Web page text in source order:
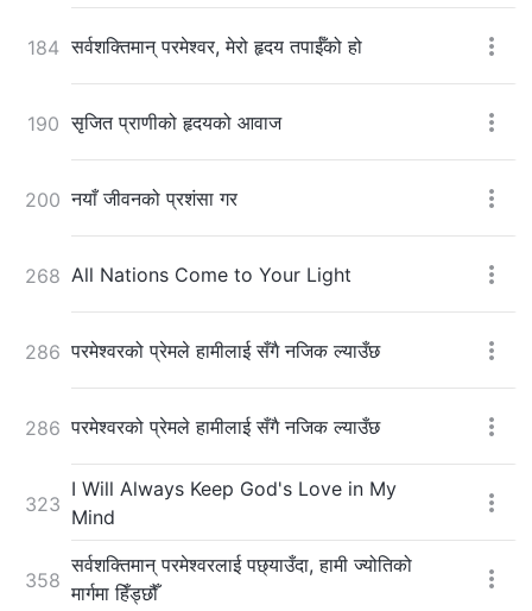
184 सर्वशक्तिमान् परमेश्‍वर, मेरो हृदय तपाईँको हो
190 सृजित प्राणीको हृदयको आवाज
200 नयाँ जीवनको प्रशंसा गर
268 All Nations Come to Your Light
286 परमेश्‍वरको प्रेमले हामीलाई सँगै नजिक ल्याउँछ
286 परमेश्‍वरको प्रेमले हामीलाई सँगै नजिक ल्याउँछ
323
I Will Always Keep God's Love in My
Mind
358
सर्वशक्तिमान् परमेश्‍वरलाई पछ्याउँदा, हामी ज्योतिको
मार्गमा हिँड्छौँ